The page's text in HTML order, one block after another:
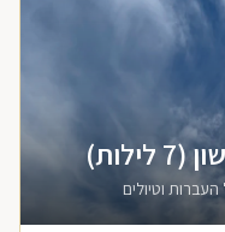
העברות וטיולים